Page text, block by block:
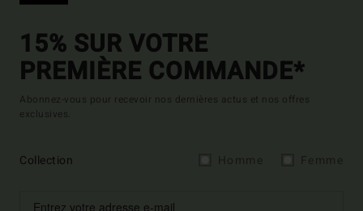
15% SUR VOTRE
PREMIÈRE COMMANDE*
Abonnez-vous pour recevoir nos dernières actus et nos offres
exclusives.
Collection